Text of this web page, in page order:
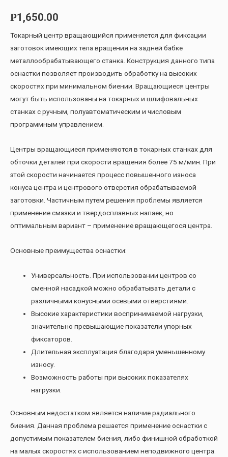
Р1,650.00
Токарный центр вращающийся применяется для фиксации
заготовок имеющих тела вращения на задней бабке
металлообрабатывающего станка. Конструкция данного типа
оснастки позволяет производить обработку на высоких
скоростях при минимальном биении. Вращающиеся центры
могут быть использованы на токарных и шлифовальных
станках с ручным, полуавтоматическим и числовым
программным управлением.
Центры вращающиеся применяются в токарных станках для
обточки деталей при скорости вращения более 75 м/мин. При
этой скорости начинается процесс повышенного износа
конуса центра и центрового отверстия обрабатываемой
заготовки. Частичным путем решения проблемы является
применение смазки и твердосплавных напаек, но
оптимальным вариант – применение вращающегося центра.
Основные преимущества оснастки:
Универсальность. При использовании центров со
сменной насадкой можно обрабатывать детали с
различными конусными осевыми отверстиями.
Высокие характеристики воспринимаемой нагрузки,
значительно превышающие показатели упорных
фиксаторов.
Длительная эксплуатация благодаря уменьшенному
износу.
Возможность работы при высоких показателях
нагрузки.
Основным недостатком является наличие радиального
биения. Данная проблема решается применение оснастки с
допустимым показателем биения, либо финишной обработкой
на малых скоростях с использованием неподвижного центра.